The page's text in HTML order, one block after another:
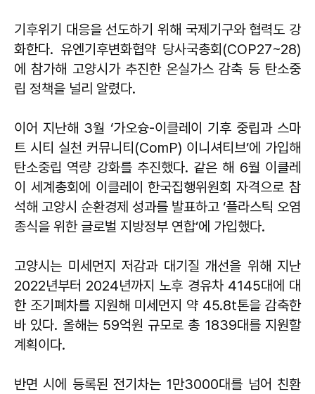
기후위기 대응을 선도하기 위해 국제기구와 협력도 강
화한다. 유엔기후변화협약 당사국총회(COP27~28)
에 참가해 고양시가 추진한 온실가스 감축 등 탄소중
립 정책을 널리 알렸다.
이어 지난해 3월 ‘가오슝-이클레이 기후 중립과 스마
트 시티 실천 커뮤니티(ComP) 이니셔티브’에 가입해
탄소중립 역량 강화를 추진했다. 같은 해 6월 이클레
이 세계총회에 이클레이 한국집행위원회 자격으로 참
석해 고양시 순환경제 성과를 발표하고 ‘플라스틱 오염
종식을 위한 글로벌 지방정부 연합’에 가입했다.
고양시는 미세먼지 저감과 대기질 개선을 위해 지난
2022년부터 2024년까지 노후 경유차 4145대에 대
한 조기폐차를 지원해 미세먼지 약 45.8t톤을 감축한
바 있다. 올해는 59억원 규모로 총 1839대를 지원할
계획이다.
반면 시에 등록된 전기차는 1만3000대를 넘어 친환